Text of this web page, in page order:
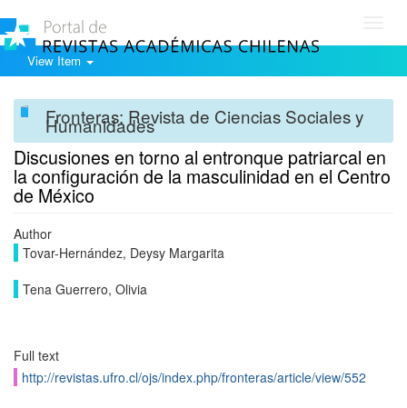
View Item
Fronteras: Revista de Ciencias Sociales y
Humanidades
Discusiones en torno al entronque patriarcal en
la configuración de la masculinidad en el Centro
de México
Author
Tovar-Hernández, Deysy Margarita
Tena Guerrero, Olivia
Full text
http://revistas.ufro.cl/ojs/index.php/fronteras/article/view/552